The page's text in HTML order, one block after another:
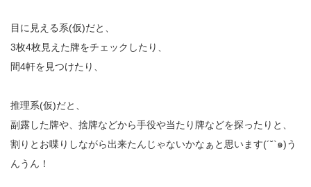
目に見える系(仮)だと、
3枚4枚見えた牌をチェックしたり、
間4軒を見つけたり、
推理系(仮)だと、
副露した牌や、捨牌などから手役や当たり牌などを探ったりと、
割りとお喋りしながら出来たんじゃないかなぁと思います(´˘`๑)う
んうん！